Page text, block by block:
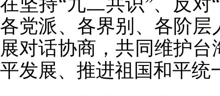
各党派、各界别、各阶
展对话协商，共同维护
平发展、推进祖国和平统